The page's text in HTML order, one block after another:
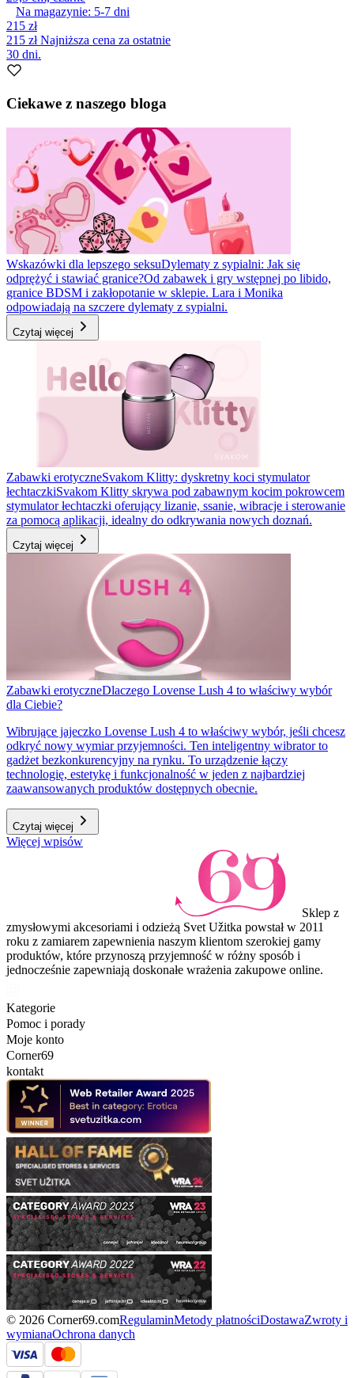
Na magazynie: 5-7 dni
215 zł
215 złNajniższa cena za ostatnie
30 dni.
Ciekawe z naszego bloga
Wskazówki dla lepszego seksuDylematy z sypialni: Jak się
odprężyć i stawiać granice?Od zabawek i gry wstępnej po libido,
granice BDSM i zakłopotanie w sklepie. Lara i Monika
odpowiadają na szczere dylematy z sypialni.
Czytaj więcej
Zabawki erotyczneSvakom Klitty: dyskretny koci stymulator
łechtaczkiSvakom Klitty skrywa pod zabawnym kocim pokrowcem
stymulator łechtaczki oferujący lizanie, ssanie, wibracje i sterowanie
za pomocą aplikacji, idealny do odkrywania nowych doznań.
Czytaj więcej
Zabawki erotyczneDlaczego Lovense Lush 4 to właściwy wybór
dla Ciebie?
Wibrujące jajeczko Lovense Lush 4 to właściwy wybór, jeśli chcesz
odkryć nowy wymiar przyjemności. Ten inteligentny wibrator to
gadżet bezkonkurencyjny na rynku. To urządzenie łączy
technologię, estetykę i funkcjonalność w jeden z najbardziej
zaawansowanych produktów dostępnych obecnie.
Czytaj więcej
Więcej wpisów
Sklep z
zmysłowymi akcesoriami i odzieżą Svet Užitka powstał w 2011
roku z zamiarem zapewnienia naszym klientom szerokiej gamy
produktów, które przynoszą przyjemność w różny sposób i
jednocześnie zapewniają doskonałe wrażenia zakupowe online.
Kategorie
Pomoc i porady
Moje konto
Corner69
kontakt
© 2026 Corner69.comRegulaminMetody płatnościDostawaZwroty i
wymianaOchrona danych